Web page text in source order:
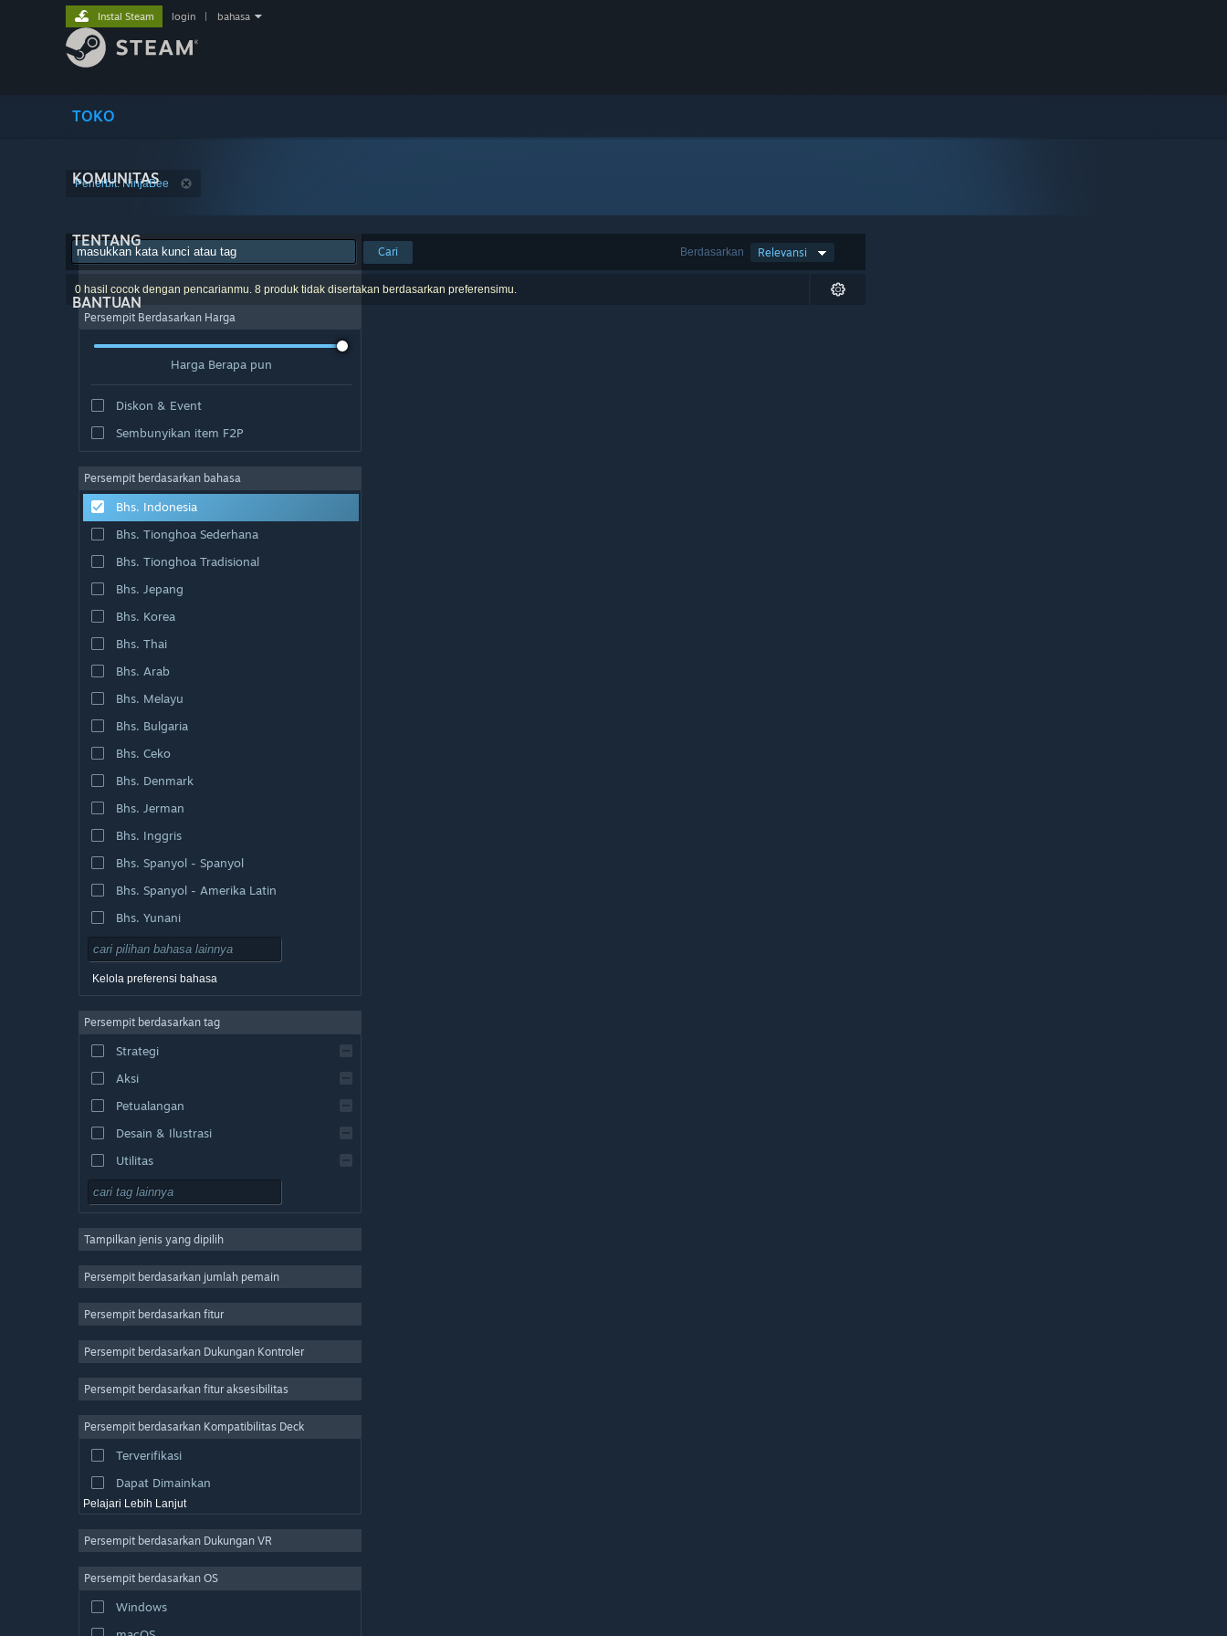
TOKO
KOMUNITAS
TENTANG
BANTUAN
Instal Steam login bahasa
Penerbit: NinjaBee
Berdasarkan Relevansi
Cari
0 hasil cocok dengan pencarianmu. 8 produk tidak disertakan berdasarkan preferensimu.
Persempit Berdasarkan Harga
Harga Berapa pun
Diskon & Event
Sembunyikan item F2P
Persempit berdasarkan bahasa
Bhs. Indonesia
Bhs. Tionghoa Sederhana
Bhs. Tionghoa Tradisional
Bhs. Jepang
Bhs. Korea
Bhs. Thai
Bhs. Arab
Bhs. Melayu
Bhs. Bulgaria
Bhs. Ceko
Bhs. Denmark
Bhs. Jerman
Bhs. Inggris
Bhs. Spanyol - Spanyol
Bhs. Spanyol - Amerika Latin
Bhs. Yunani
Kelola preferensi bahasa
Persempit berdasarkan tag
Strategi
Aksi
Petualangan
Desain & Ilustrasi
Utilitas
F2P
MMO
Indie
Kasual
Simulasi
Produksi Video
Pengeditan Foto
Tampilkan jenis yang dipilih
Persempit berdasarkan jumlah pemain
Persempit berdasarkan fitur
Persempit berdasarkan Dukungan Kontroler
Persempit berdasarkan fitur aksesibilitas
Persempit berdasarkan Kompatibilitas Deck
Terverifikasi
Dapat Dimainkan
Pelajari Lebih Lanjut
Persempit berdasarkan Dukungan VR
Persempit berdasarkan OS
Windows